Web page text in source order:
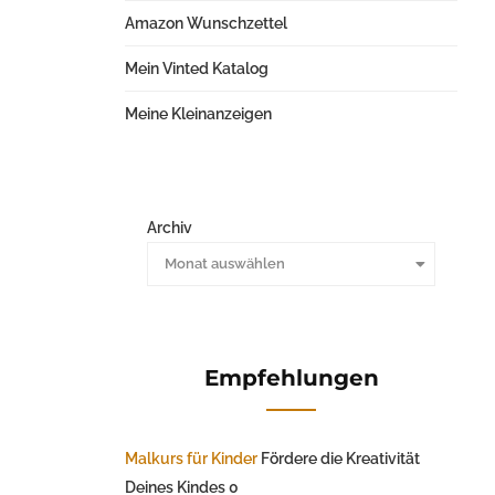
Amazon Wunschzettel
Mein Vinted Katalog
Meine Kleinanzeigen
Archiv
Monat auswählen
Empfehlungen
Malkurs für Kinder Fördere die Kreativität
Deines Kindes 0